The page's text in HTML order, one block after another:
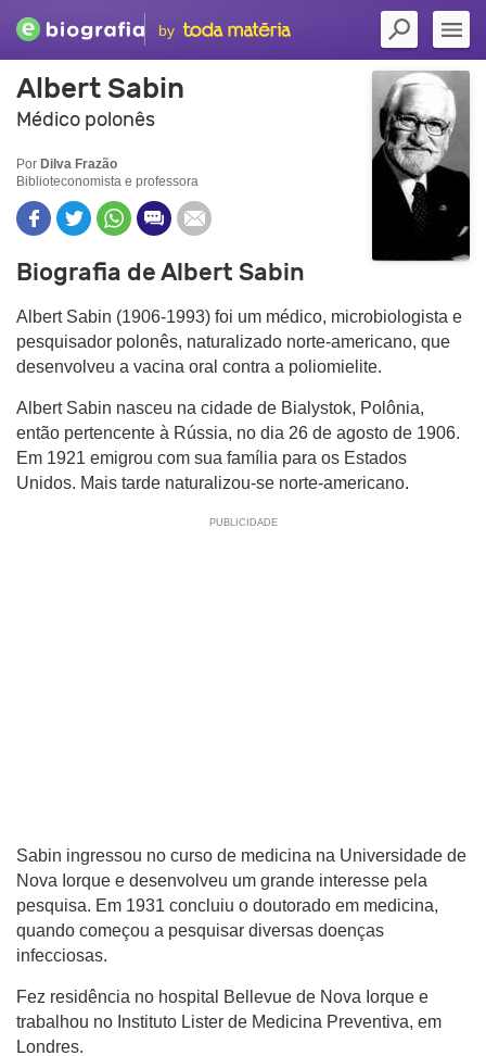
by
Albert Sabin
Médico polonês
Por Dilva Frazão
Biblioteconomista e professora
Biografia de Albert Sabin
Albert Sabin (1906-1993) foi um médico, microbiologista e
pesquisador polonês, naturalizado norte-americano, que
desenvolveu a vacina oral contra a poliomielite.
Albert Sabin nasceu na cidade de Bialystok, Polônia,
então pertencente à Rússia, no dia 26 de agosto de 1906.
Em 1921 emigrou com sua família para os Estados
Unidos. Mais tarde naturalizou-se norte-americano.
Sabin ingressou no curso de medicina na Universidade de
Nova Iorque e desenvolveu um grande interesse pela
pesquisa. Em 1931 concluiu o doutorado em medicina,
quando começou a pesquisar diversas doenças
infecciosas.
Fez residência no hospital Bellevue de Nova Iorque e
trabalhou no Instituto Lister de Medicina Preventiva, em
Londres.